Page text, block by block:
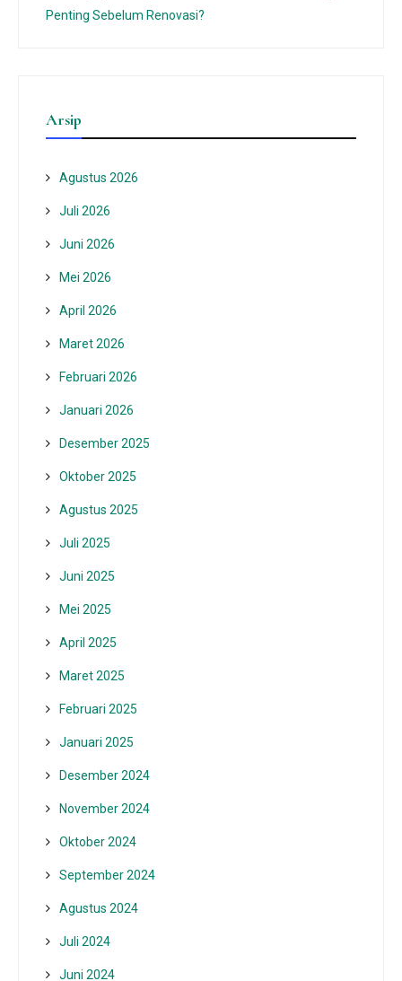
Penting Sebelum Renovasi?
Arsip
Agustus 2026
Juli 2026
Juni 2026
Mei 2026
April 2026
Maret 2026
Februari 2026
Januari 2026
Desember 2025
Oktober 2025
Agustus 2025
Juli 2025
Juni 2025
Mei 2025
April 2025
Maret 2025
Februari 2025
Januari 2025
Desember 2024
November 2024
Oktober 2024
September 2024
Agustus 2024
Juli 2024
Juni 2024